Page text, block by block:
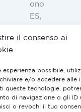
il consenso ai
esperienza possibile,
e/o accedere alle
queste tecnologie,
di navigazione o gli ID
o revochi il tuo
ono
ES,
IT,
91
946
44